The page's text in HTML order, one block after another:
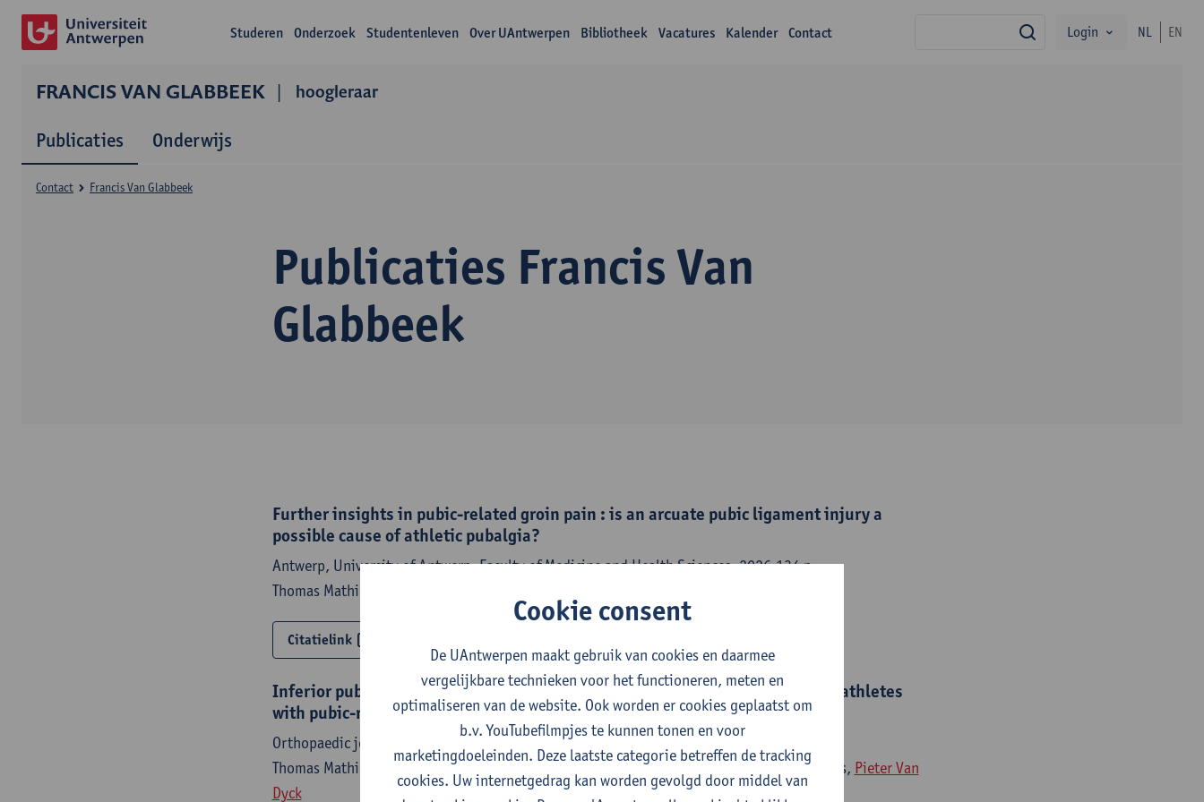
Studeren Onderzoek Studentenleven Over UAntwerpen Bibliotheek Vacatures Kalender Contact zoekLogin NL EN
FRANCIS VAN GLABBEEK hoogleraar
Publicaties Onderwijs
Publicaties Francis Van
Glabbeek
Contact Francis Van Glabbeek
Further insights in pubic-related groin pain : is an arcuate pubic ligament injury a
possible cause of athletic pubalgia?
Antwerp, University of Antwerp, Faculty of Medicine and Health Sciences, 2026,134 p.
Thomas Mathieu,
Citatielink
Inferior pubic ligament injury : magnetic resonance imaging assessment in athletes
with pubic-related groin pain
Orthopaedic journal of sports medicine - ISSN 2325-9671-13:9 (2025) p. 1-12
Thomas Mathieu,
Francis Van Glabbeek , Lenie Denteneer, Jason Bouziotis, Pieter Van
Dyck
Cookie consent
De UAntwerpen maakt gebruik van cookies en daarmee
vergelijkbare technieken voor het functioneren, meten en
optimaliseren van de website. Ook worden er cookies geplaatst om
b.v. YouTubefilmpjes te kunnen tonen en voor
marketingdoeleinden. Deze laatste categorie betreffen de tracking
cookies. Uw internetgedrag kan worden gevolgd door middel van